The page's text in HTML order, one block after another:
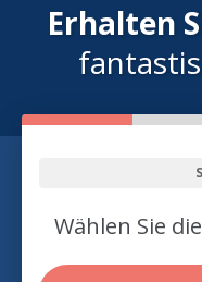
Erhalten
Wählen Sie